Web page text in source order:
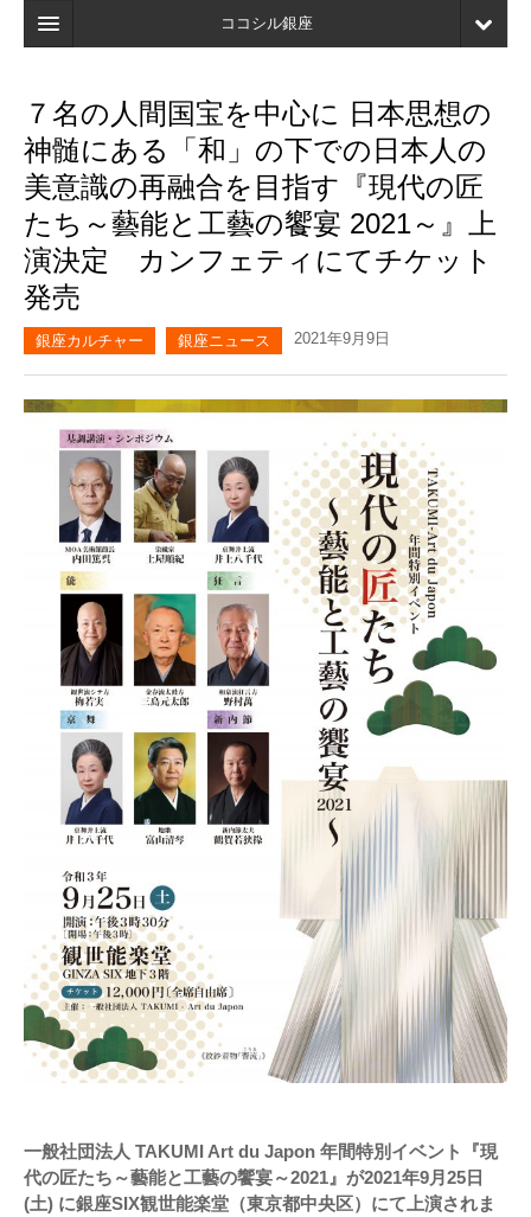
ココシル銀座
検索
店舗・施設最新情報
口コミ
マイページ
ブックマーク
７名の人間国宝を中心に 日本思想の
神髄にある「和」の下での日本人の
美意識の再融合を目指す『現代の匠
たち～藝能と工藝の饗宴 2021～』上
演決定 カンフェティにてチケット
発売
銀座カルチャー 銀座ニュース 2021年9月9日
一般社団法人 TAKUMI Art du Japon 年間特別イベント『現
代の匠たち～藝能と工藝の饗宴～2021』が2021年9月25日
(土) に銀座SIX観世能楽堂（東京都中央区）にて上演されま